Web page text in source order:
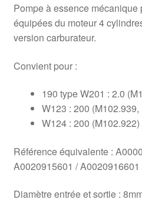
Pompe à essence mécanique
équipées du moteur 4
version carburateur.
Convient pour :
190 type W201 : 2.0
W123 : 200 (M102.939,
W124 : 200 (M102.922)
Référence équivalente :
A0020915601 / A0020916601
Diamètre entrée et sortie :